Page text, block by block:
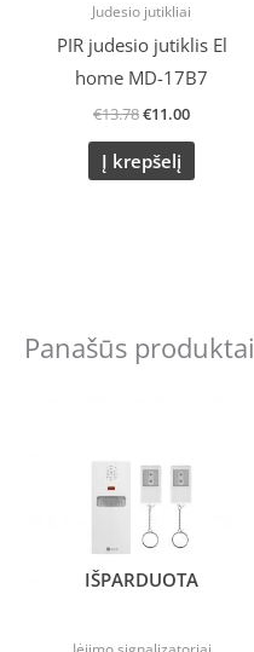
Judesio jutikliai
PIR judesio jutiklis El
home MD-17B7
€13.78€11.00
Į krepšelį
Panašūs produktai
IŠPARDUOTA